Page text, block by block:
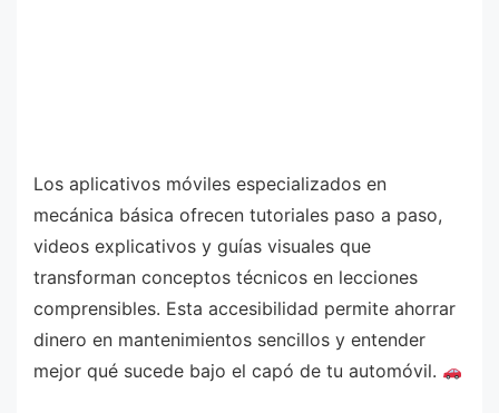
Los aplicativos móviles especializados en
mecánica básica ofrecen tutoriales paso a paso,
videos explicativos y guías visuales que
transforman conceptos técnicos en lecciones
comprensibles. Esta accesibilidad permite ahorrar
dinero en mantenimientos sencillos y entender
mejor qué sucede bajo el capó de tu automóvil.